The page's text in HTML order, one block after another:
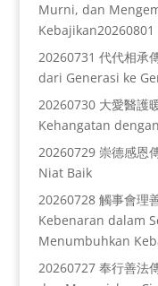
Murni, dan
Kebajikan20260801
20260731 代代相承
dari Generasi ke
20260730 大愛醫護
Kehangatan
20260729 崇德感恩
Niat Baik
20260728 觸事會理
Kebenaran dalam
Menumbuhkan
20260727 奉行善法